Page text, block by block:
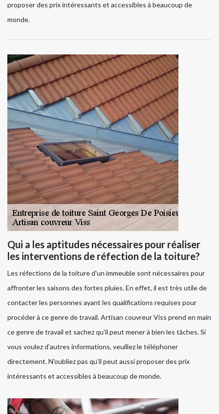
proposer des prix intéressants et accessibles à beaucoup de
monde.
Qui a les aptitudes nécessaires pour réaliser
les interventions de réfection de la toiture?
Les réfections de la toiture d'un immeuble sont nécessaires pour
affronter les saisons des fortes pluies. En effet, il est très utile de
contacter les personnes ayant les qualifications requises pour
procéder à ce genre de travail. Artisan couvreur Viss prend en main
ce genre de travail et sachez qu'il peut mener à bien les tâches. Si
vous voulez d'autres informations, veuillez le téléphoner
directement. N'oubliez pas qu'il peut aussi proposer des prix
intéressants et accessibles à beaucoup de monde.